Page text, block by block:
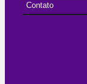
Contato